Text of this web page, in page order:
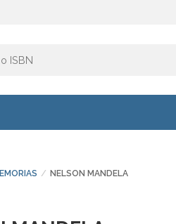
NELSON MANDELA